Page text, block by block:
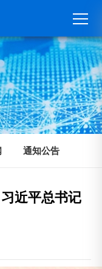
通知公告
近平总书记